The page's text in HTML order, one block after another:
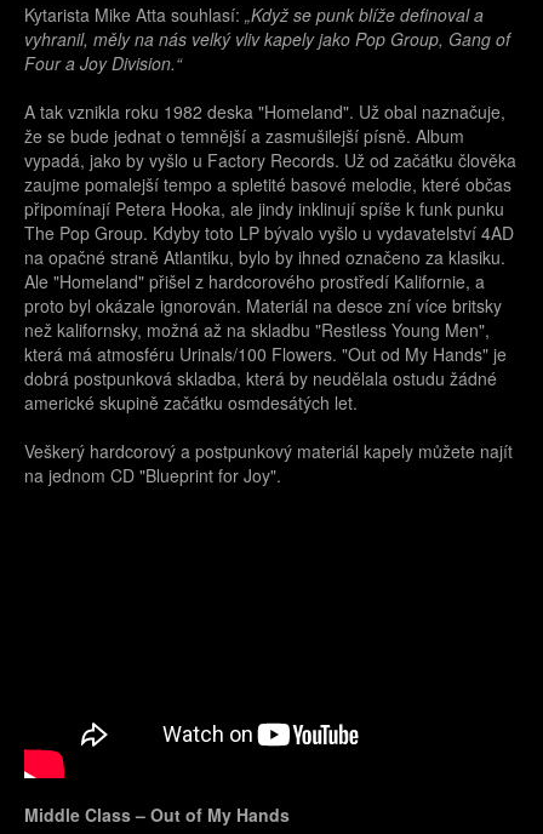
Kytarista Mike Atta souhlasí: „Když se punk blíže definoval a
vyhranil, měly na nás velký vliv kapely jako Pop Group, Gang of
Four a Joy Division.“
A tak vznikla roku 1982 deska "Homeland". Už obal naznačuje,
že se bude jednat o temnější a zasmušilejší písně. Album
vypadá, jako by vyšlo u Factory Records. Už od začátku člověka
zaujme pomalejší tempo a spletité basové melodie, které občas
připomínají Petera Hooka, ale jindy inklinují spíše k funk punku
The Pop Group. Kdyby toto LP bývalo vyšlo u vydavatelství 4AD
na opačné straně Atlantiku, bylo by ihned označeno za klasiku.
Ale "Homeland" přišel z hardcorového prostředí Kalifornie, a
proto byl okázale ignorován. Materiál na desce zní více britsky
než kalifornsky, možná až na skladbu "Restless Young Men",
která má atmosféru Urinals/100 Flowers. "Out od My Hands" je
dobrá postpunková skladba, která by neudělala ostudu žádné
americké skupině začátku osmdesátých let.
Veškerý hardcorový a postpunkový materiál kapely můžete najít
na jednom CD "Blueprint for Joy".
Middle Class – Out of My Hands